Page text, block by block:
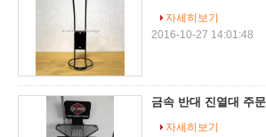
자세히보기
2016-10-27 14:01:48
금속 반대 진열대 주
자세히보기